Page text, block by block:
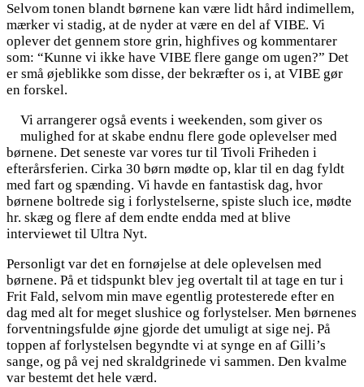
Selvom tonen blandt børnene kan være lidt hård indimellem,
mærker vi stadig, at de nyder at være en del af VIBE. Vi
oplever det gennem store grin, highfives og kommentarer
som: “Kunne vi ikke have VIBE flere gange om ugen?” Det
er små øjeblikke som disse, der bekræfter os i, at VIBE gør
en forskel.
Vi arrangerer også events i weekenden, som giver os
mulighed for at skabe endnu flere gode oplevelser med
børnene. Det seneste var vores tur til Tivoli Friheden i
efterårsferien. Cirka 30 børn mødte op, klar til en dag fyldt
med fart og spænding. Vi havde en fantastisk dag, hvor
børnene boltrede sig i forlystelserne, spiste sluch ice, mødte
hr. skæg og flere af dem endte endda med at blive
interviewet til Ultra Nyt.
Personligt var det en fornøjelse at dele oplevelsen med
børnene. På et tidspunkt blev jeg overtalt til at tage en tur i
Frit Fald, selvom min mave egentlig protesterede efter en
dag med alt for meget slushice og forlystelser. Men børnenes
forventningsfulde øjne gjorde det umuligt at sige nej. På
toppen af forlystelsen begyndte vi at synge en af Gilli’s
sange, og på vej ned skraldgrinede vi sammen. Den kvalme
var bestemt det hele værd.